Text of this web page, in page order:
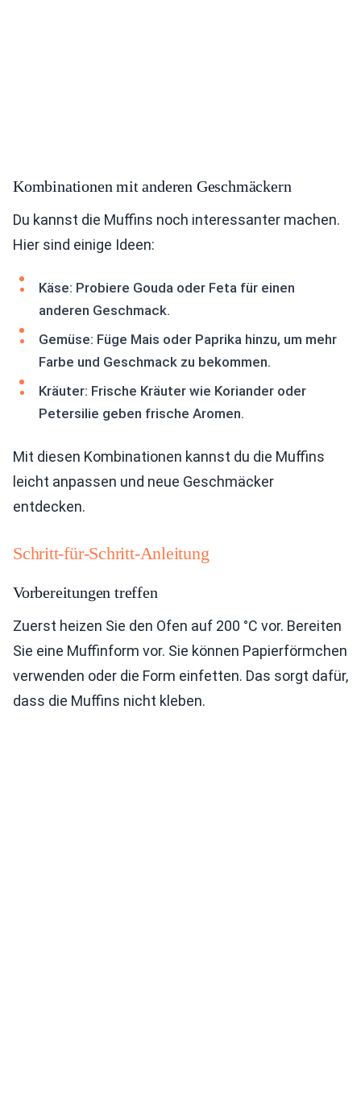
Kombinationen mit anderen Geschmäckern
Du kannst die Muffins noch interessanter machen.
Hier sind einige Ideen:
Käse: Probiere Gouda oder Feta für einen
anderen Geschmack.
Gemüse: Füge Mais oder Paprika hinzu, um mehr
Farbe und Geschmack zu bekommen.
Kräuter: Frische Kräuter wie Koriander oder
Petersilie geben frische Aromen.
Mit diesen Kombinationen kannst du die Muffins
leicht anpassen und neue Geschmäcker
entdecken.
Schritt-für-Schritt-Anleitung
Vorbereitungen treffen
Zuerst heizen Sie den Ofen auf 200 °C vor. Bereiten
Sie eine Muffinform vor. Sie können Papierförmchen
verwenden oder die Form einfetten. Das sorgt dafür,
dass die Muffins nicht kleben.